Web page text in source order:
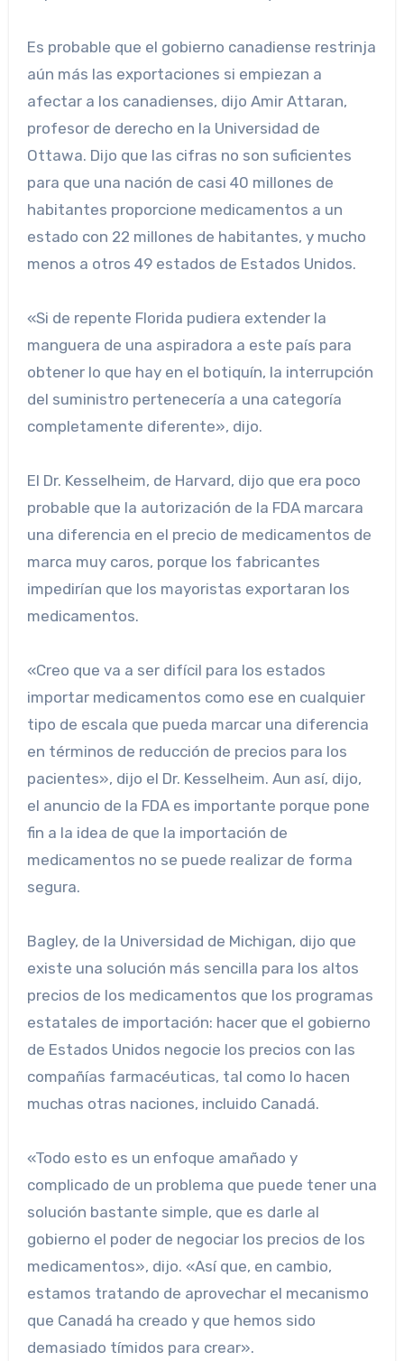
Es probable que el gobierno canadiense restrinja
aún más las exportaciones si empiezan a
afectar a los canadienses, dijo Amir Attaran,
profesor de derecho en la Universidad de
Ottawa. Dijo que las cifras no son suficientes
para que una nación de casi 40 millones de
habitantes proporcione medicamentos a un
estado con 22 millones de habitantes, y mucho
menos a otros 49 estados de Estados Unidos.
«Si de repente Florida pudiera extender la
manguera de una aspiradora a este país para
obtener lo que hay en el botiquín, la interrupción
del suministro pertenecería a una categoría
completamente diferente», dijo.
El Dr. Kesselheim, de Harvard, dijo que era poco
probable que la autorización de la FDA marcara
una diferencia en el precio de medicamentos de
marca muy caros, porque los fabricantes
impedirían que los mayoristas exportaran los
medicamentos.
«Creo que va a ser difícil para los estados
importar medicamentos como ese en cualquier
tipo de escala que pueda marcar una diferencia
en términos de reducción de precios para los
pacientes», dijo el Dr. Kesselheim. Aun así, dijo,
el anuncio de la FDA es importante porque pone
fin a la idea de que la importación de
medicamentos no se puede realizar de forma
segura.
Bagley, de la Universidad de Michigan, dijo que
existe una solución más sencilla para los altos
precios de los medicamentos que los programas
estatales de importación: hacer que el gobierno
de Estados Unidos negocie los precios con las
compañías farmacéuticas, tal como lo hacen
muchas otras naciones, incluido Canadá.
«Todo esto es un enfoque amañado y
complicado de un problema que puede tener una
solución bastante simple, que es darle al
gobierno el poder de negociar los precios de los
medicamentos», dijo. «Así que, en cambio,
estamos tratando de aprovechar el mecanismo
que Canadá ha creado y que hemos sido
demasiado tímidos para crear».